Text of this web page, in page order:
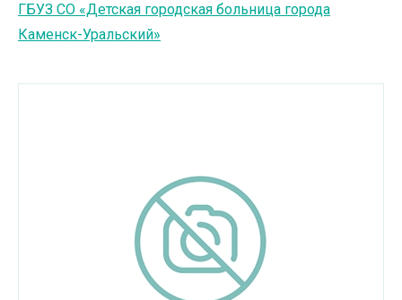
Услуги в сфере культуры
Высшее образование
Среднее специальное образование
ГБУЗ СО «Детская городская больница города
Каменск-Уральский»